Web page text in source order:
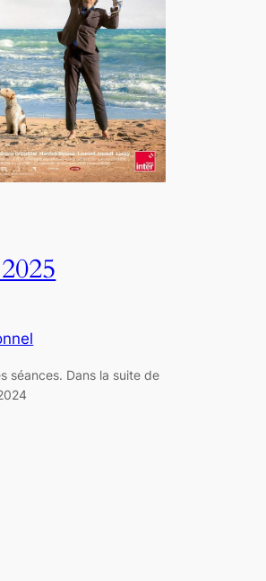
séances. Dans la suite de